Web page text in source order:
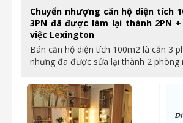
Chuyển nhượng căn hộ diện tích
3PN đã được làm lại thành 2PN
việc Lexington
Bán căn hộ diện tích 100m2 là căn 3
nhưng đã được sửa lại thành 2 phòng